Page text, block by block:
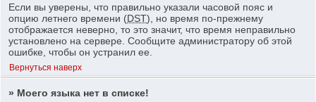
Если вы уверены, что правильно указали часовой пояс и
опцию летнего времени (DST), но время по-прежнему
отображается неверно, то это значит, что время неправильно
установлено на сервере. Сообщите администратору об этой
ошибке, чтобы он устранил ее.
Вернуться наверх
» Моего языка нет в списке!